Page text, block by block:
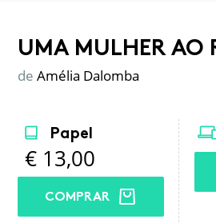
UMA MULHER AO
de Amélia Dalomba
Papel
€ 13,00
COMPRAR